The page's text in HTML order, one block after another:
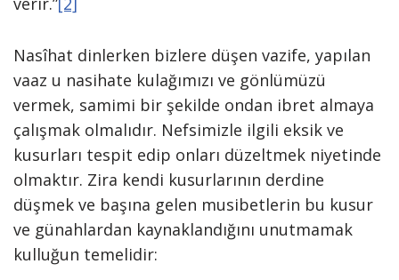
Nasîhat dinlerken bizlere düşen vazife, yapılan
vaaz u nasihate kulağımızı ve gönlümüzü
vermek, samimi bir şekilde ondan ibret almaya
çalışmak olmalıdır. Nefsimizle ilgili eksik ve
kusurları tespit edip onları düzeltmek niyetinde
olmaktır. Zira kendi kusurlarının derdine
düşmek ve başına gelen musibetlerin bu kusur
ve günahlardan kaynaklandığını unutmamak
kulluğun temelidir: